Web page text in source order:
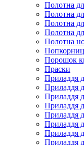
Полотна
Полотна
Полотна
Полотна
Полотна
Порошок
Праски
Приладдя
Приладдя
Приладдя
Приладдя
Приладдя
Приладдя
Приладдя
Приладдя